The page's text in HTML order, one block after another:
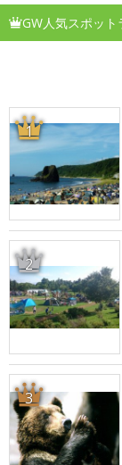
GW人気スポット
1
2
3